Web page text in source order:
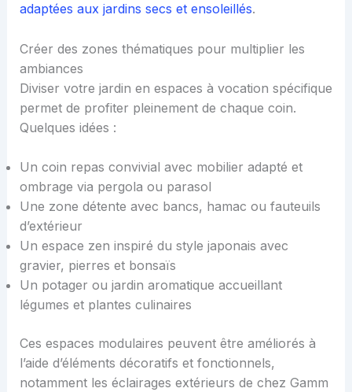
adaptées aux jardins secs et ensoleillés.
Créer des zones thématiques pour multiplier les
ambiances
Diviser votre jardin en espaces à vocation spécifique
permet de profiter pleinement de chaque coin.
Quelques idées :
Un coin repas convivial avec mobilier adapté et
ombrage via pergola ou parasol
Une zone détente avec bancs, hamac ou fauteuils
d’extérieur
Un espace zen inspiré du style japonais avec
gravier, pierres et bonsaïs
Un potager ou jardin aromatique accueillant
légumes et plantes culinaires
Ces espaces modulaires peuvent être améliorés à
l’aide d’éléments décoratifs et fonctionnels,
notamment les éclairages extérieurs de chez Gamm